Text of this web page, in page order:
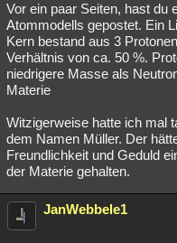
Vor ein paar Seiten, hast du
Atommodells gepostet. Ein
Kern bestand aus 3
Verhältnis von ca. 50 %.
niedrigere Masse als
Materie
Witzigerweise hatte ich mal
dem Namen Müller. Der
Freundlichkeit und Geduld
der Materie gehalten.
JanWebbele1